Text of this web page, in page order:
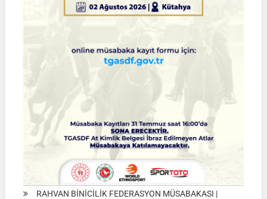
|
01
RAHVAN BİNİCİLİK FEDERASYON MÜSABAKASI |